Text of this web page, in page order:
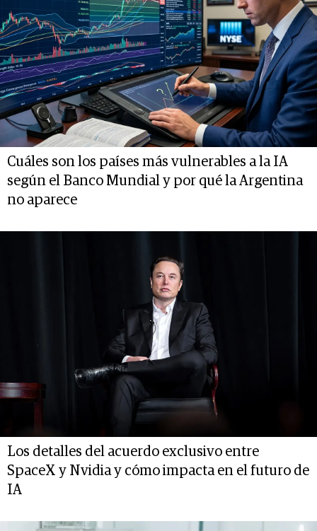
Cuáles son los países más vulnerables a la IA
según el Banco Mundial y por qué la Argentina
no aparece
Los detalles del acuerdo exclusivo entre
SpaceX y Nvidia y cómo impacta en el futuro de
IA